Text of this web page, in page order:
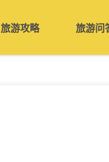
旅游攻略 旅游问